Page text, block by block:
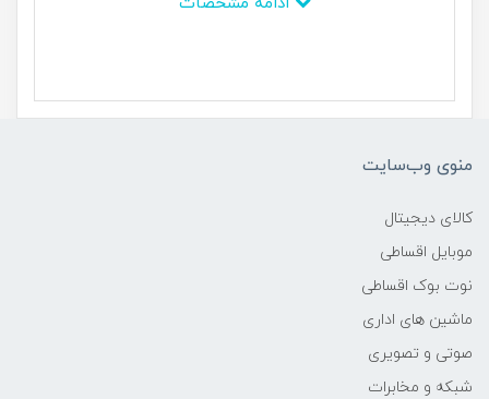
1TB + 256GB
-
منوی وب‌سایت
کالای دیجیتال
موبایل اقساطی
نوت بوک اقساطی
ماشین های اداری
صوتی و تصویری
شبکه و مخابرات